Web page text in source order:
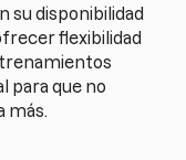
su disponibilidad
flexibilidad
para que no
más.